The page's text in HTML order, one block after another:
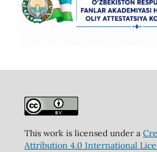
This work is licensed under a
Attribution 4.0 International